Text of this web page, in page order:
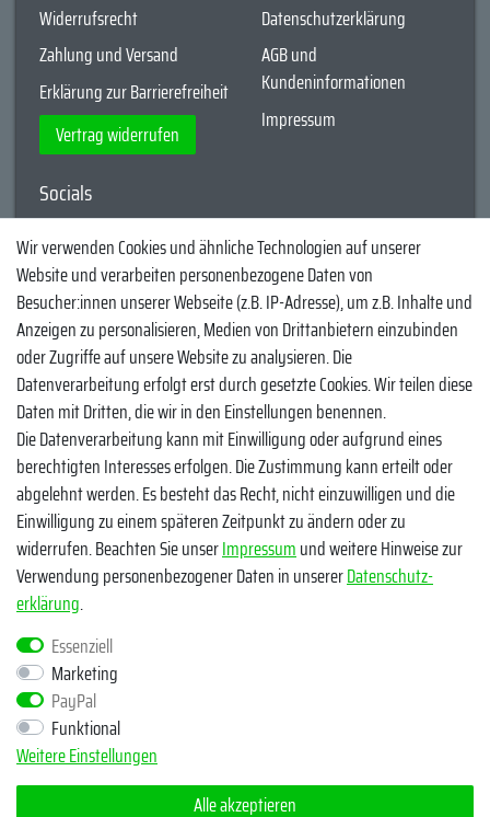
Widerrufsrecht
Zahlung und Versand
Erklärung zur Barrierefreiheit
Vertrag widerrufen
Datenschutzerklärung
AGB und
Kundeninformationen
Impressum
Socials
YouTube
Facebook
Instagram
TikTok
Zahlungsmethoden
Egal ob Barsch, Hecht, Zander und Co. - Riverfighters ist der
Shop für Raubfischangler - Von Anglern für Angler
* Alle Preise inklusive MwSt. zzgl. Versandkosten
** Bei Variantenartikeln mit unterschiedlichen Preisen pro Variante
bezieht sich die angegebene UVP auf die Variante mit dem
niedrigsten Preis. Die UVP zu den weiteren Varianten wird bei Klick
auf die jeweilige Variante angezeigt.
Wir verwenden Cookies und ähnliche Technologien auf unserer
Website und verarbeiten personenbezogene Daten von
Besucher:innen unserer Webseite (z.B. IP-Adresse), um z.B. Inhalte und
Anzeigen zu personalisieren, Medien von Drittanbietern einzubinden
oder Zugriffe auf unsere Website zu analysieren. Die
Datenverarbeitung erfolgt erst durch gesetzte Cookies. Wir teilen diese
Daten mit Dritten, die wir in den Einstellungen benennen.
Die Datenverarbeitung kann mit Einwilligung oder aufgrund eines
berechtigten Interesses erfolgen. Die Zustimmung kann erteilt oder
abgelehnt werden. Es besteht das Recht, nicht einzuwilligen und die
Einwilligung zu einem späteren Zeitpunkt zu ändern oder zu
widerrufen. Beachten Sie unserImpressumund weitere Hinweise zur
Verwendung personenbezogener Daten in unsererDaten­schutz­
erklärung.
Essenziell
Marketing
PayPal
Funktional
Weitere Einstellungen
Alle akzeptieren